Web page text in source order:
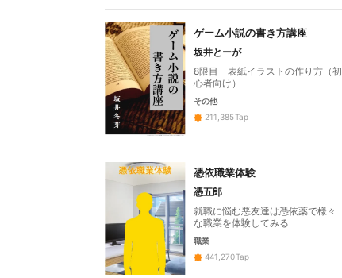
ゲーム小説の書き方講座
坂井とーが
8限目 表紙イラストの作り方（初
心者向け）
その他
211,385Tap
憑依職業体験
憑五郎
就職に悩む悪友達は憑依薬で様々
な職業を体験してみる
職業
441,270Tap